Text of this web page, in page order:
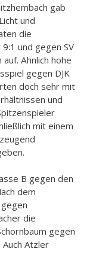
gab
und
die
und gegen SV
Ähnlich hohe
gegen DJK
doch sehr mit
und
mit einem
B gegen den
dem
die
gegen
Atzler